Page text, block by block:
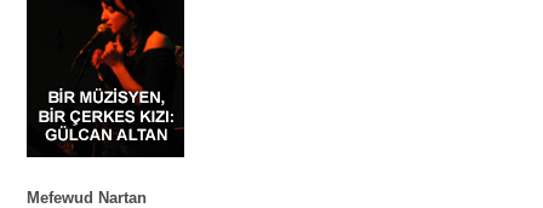
Mefewud Nartan